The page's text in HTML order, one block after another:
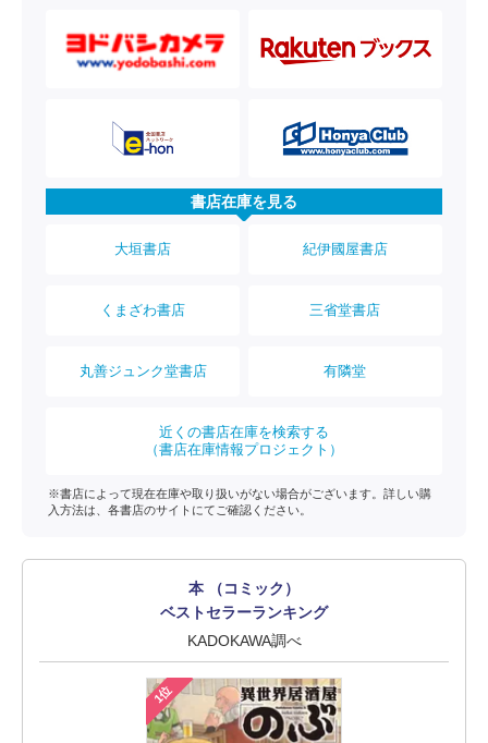
書店在庫を見る
大垣書店 紀伊國屋書店
くまざわ書店 三省堂書店
丸善ジュンク堂書店 有隣堂
近くの書店在庫を検索する
（書店在庫情報プロジェクト）
※書店によって現在在庫や取り扱いがない場合がございます。詳しい購
入方法は、各書店のサイトにてご確認ください。
本 （コミック）
ベストセラーランキング
KADOKAWA調べ
1位